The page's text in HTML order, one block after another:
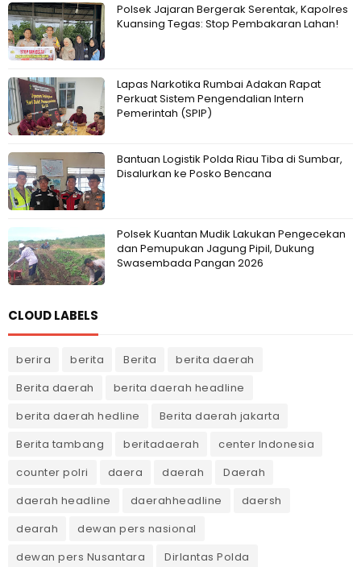
Polsek Jajaran Bergerak Serentak, Kapolres
Kuansing Tegas: Stop Pembakaran Lahan!
Lapas Narkotika Rumbai Adakan Rapat
Perkuat Sistem Pengendalian Intern
Pemerintah (SPIP)
Bantuan Logistik Polda Riau Tiba di Sumbar,
Disalurkan ke Posko Bencana
Polsek Kuantan Mudik Lakukan Pengecekan
dan Pemupukan Jagung Pipil, Dukung
Swasembada Pangan 2026
CLOUD LABELS
berira berita Berita
berita daerah
Berita daerah
berita daerah headline
berita daerah hedline
Berita daerah jakarta
Berita tambang
beritadaerah
center Indonesia
counter polri
daera daerah
Daerah
daerah headline
daerahheadline
daersh
dearah
dewan pers nasional
dewan pers Nusantara
Dirlantas Polda